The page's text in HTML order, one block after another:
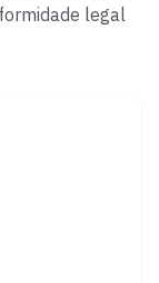
legal